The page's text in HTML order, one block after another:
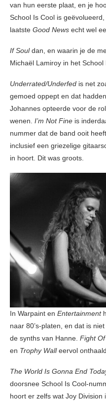
van hun eerste plaat, en je
School Is Cool is
laatste Good News echt wel
If Souldan, en waarin je de
Michaël Lamiroy in het
Underrated/Underfed is net
gemoed oppept en dat
Johannes opteerde voor de
wenen. I’m Not Fine is
nummer dat de band ooit
inclusief een griezelige
in hoort. Dit was groots.
In Warpaint en Entertainment
naar 80’s-platen, en dat is
de synths van Hanne. Fight
en Trophy Walleervol
The World Is Gonna End
doorsnee School Is Cool-
hoort er zelfs wat Joy